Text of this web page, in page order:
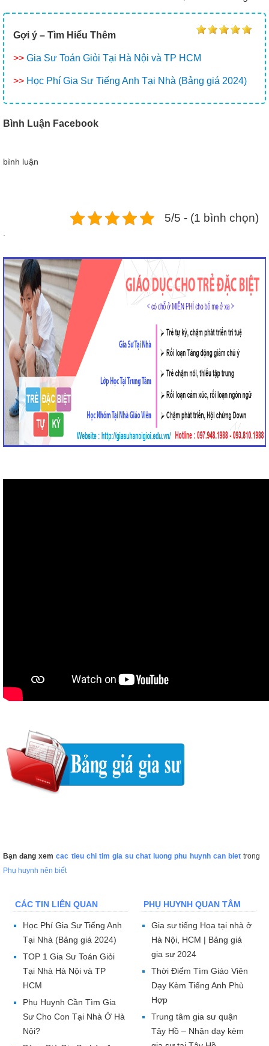
Gợi ý – Tìm Hiểu Thêm
>> Gia Sư Toán Giỏi Tại Hà Nội và TP HCM
>> Học Phí Gia Sư Tiếng Anh Tại Nhà (Bảng giá 2024)
Bình Luận Facebook
bình luận
5/5 - (1 bình chọn)
Bạn đang xemcac tieu chi tim gia su chat luong phu huynh can biettrong
Phụ huynh nên biết
CÁC TIN LIÊN QUAN
Học Phí Gia Sư Tiếng Anh
Tại Nhà (Bảng giá 2024)
TOP 1 Gia Sư Toán Giỏi
Tại Nhà Hà Nội và TP
HCM
Phụ Huynh Cần Tìm Gia
Sư Cho Con Tại Nhà Ở Hà
Nội?
PHỤ HUYNH QUAN TÂM
Gia sư tiếng Hoa tại nhà ở
Hà Nội, HCM | Bảng giá
gia sư 2024
Thời Điểm Tìm Giáo Viên
Dạy Kèm Tiếng Anh Phù
Hợp
Trung tâm gia sư quận
Tây Hồ – Nhận dạy kèm